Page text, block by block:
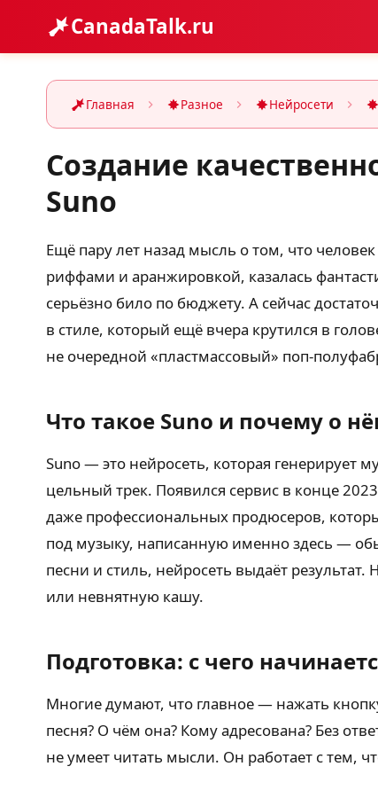
CanadaTalk.ru
Главная Разное Нейросети
Создание
Suno
Ещё пару лет назад мысль о том, что
риффами и аранжировкой, казалась
серьёзно било по бюджету. А сейчас
в стиле, который ещё вчера крутился в
не очередной «пластмассовый» поп-
Что такое Suno и почему о
Suno — это нейросеть, которая генерирует
цельный трек. Появился сервис в конце
даже профессиональных продюсеров,
под музыку, написанную именно здесь —
песни и стиль, нейросеть выдаёт
или невнятную кашу.
Подготовка: с чего
Многие думают, что главное — нажать
песня? О чём она? Кому адресована? Без
не умеет читать мысли. Он работает с тем,